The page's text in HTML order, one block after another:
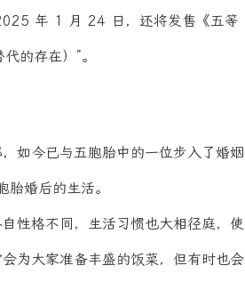
年 1 月 24 日，还将发售《五等
的存在）”。
如今已与五胞胎中的一位步入了婚姻
婚后的生活。
性格不同，生活习惯也大相径庭，使
为大家准备丰盛的饭菜，但有时也会